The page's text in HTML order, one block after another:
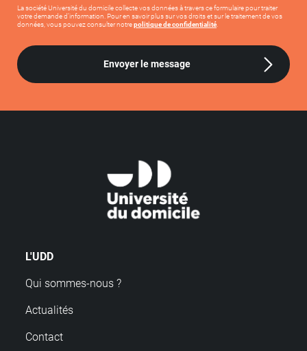
La société Université du domicile collecte vos données à travers ce formulaire pour traiter
votre demande d’information. Pour en savoir plus sur vos droits et sur le traitement de vos
données, vous pouvez consulter notrepolitique de confidentialité
Envoyer le message
L'UDD
Qui sommes-nous ?
Actualités
Contact